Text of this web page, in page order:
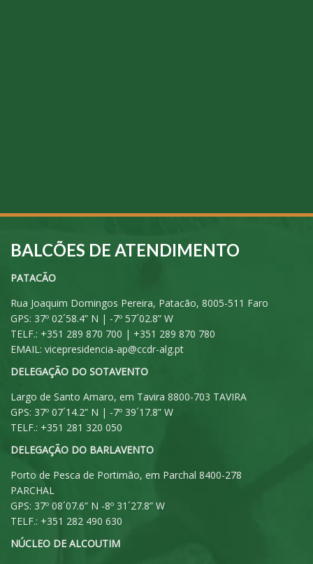
BALCÕES DE ATENDIMENTO
PATACÃO
Rua Joaquim Domingos Pereira, Patacão, 8005-511 Faro
GPS: 37º 02´58.4” N | -7º 57´02.8” W
TELF.: +351 289 870 700 | +351 289 870 780
EMAIL: vicepresidencia-ap@ccdr-alg.pt
DELEGAÇÃO DO SOTAVENTO
Largo de Santo Amaro, em Tavira 8800-703 TAVIRA
GPS: 37º 07´14.2” N | -7º 39´17.8” W
TELF.: +351 281 320 050
DELEGAÇÃO DO BARLAVENTO
Porto de Pesca de Portimão, em Parchal 8400-278
PARCHAL
GPS: 37º 08´07.6” N -8º 31´27.8” W
TELF.: +351 282 490 630
NÚCLEO DE ALCOUTIM